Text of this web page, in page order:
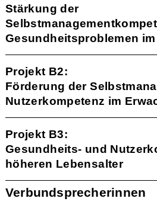
Stärkung der
Gesundheitsproblemen
Projekt B2:
Förderung der
Nutzerkompetenz im
Projekt B3:
Gesundheits- und
höheren Lebensalter
Verbundsprecherinnen